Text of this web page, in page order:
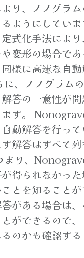
り、ノノグラ
ようにしていま
式化手法によ
変形の場合であ
様に高速な自
に、ノノグラム
答の一意性が
ます。
動解答を行っ
解答はすべて
まり、
得られなかっ
とを知ること
がある場合は
ができるので
のかも確認す